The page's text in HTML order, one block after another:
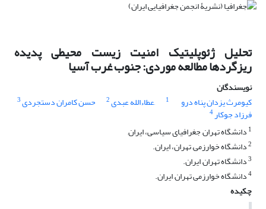
تحلیل ژئوپلیتیک امنیت زیست محیطی پدیده
ریزگردها مطالعه موردی: جنوب غرب آسیا
نویسندگان
کیومرث یزدان پناه درو
1 ,عطاءالله عبدی2 حسن کامران دستجردی3
فرزاد جوکار4
1 دانشگاه تهران, جغرافیای سیاسی، ایران,
2دانشگاه خوارزمی, تهران، ایران.
3دانشگاه تهران, ایران.
4دانشگاه خوارزمی تهران, ایران.
چکیده